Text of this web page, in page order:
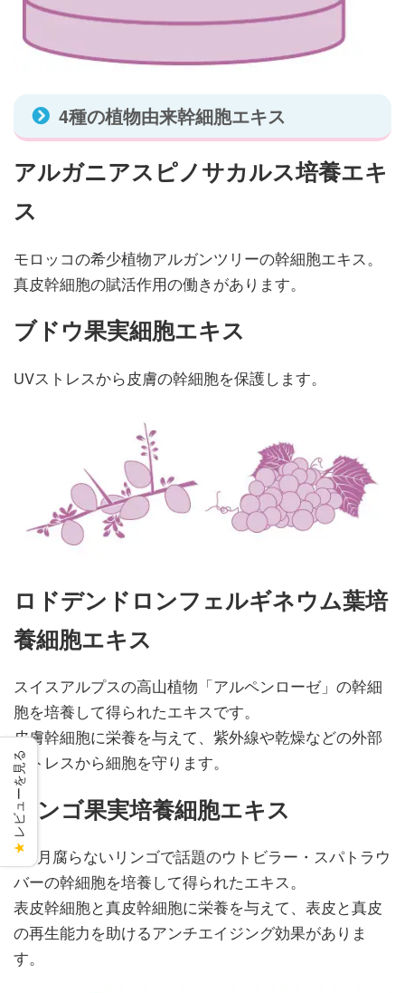
4種の植物由来幹細胞エキス
アルガニアスピノサカルス培養エキ
ス
モロッコの希少植物アルガンツリーの幹細胞エキス。
真皮幹細胞の賦活作用の働きがあります。
ブドウ果実細胞エキス
UVストレスから皮膚の幹細胞を保護します。
ロドデンドロンフェルギネウム葉培
養細胞エキス
スイスアルプスの高山植物「アルペンローゼ」の幹細
胞を培養して得られたエキスです。
皮膚幹細胞に栄養を与えて、紫外線や乾燥などの外部
ストレスから細胞を守ります。
リンゴ果実培養細胞エキス
4か月腐らないリンゴで話題のウトビラー・スパトラウ
バーの幹細胞を培養して得られたエキス。
表皮幹細胞と真皮幹細胞に栄養を与えて、表皮と真皮
の再生能力を助けるアンチエイジング効果がありま
す。
★
レビューを見る